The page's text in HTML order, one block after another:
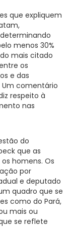
que expliquem
menos 30%
mais citado
os
e das
comentário
respeito à
nas
do
que as
homens. Os
por
e deputado
quadro que se
como do Pará,
mais ou
se reflete